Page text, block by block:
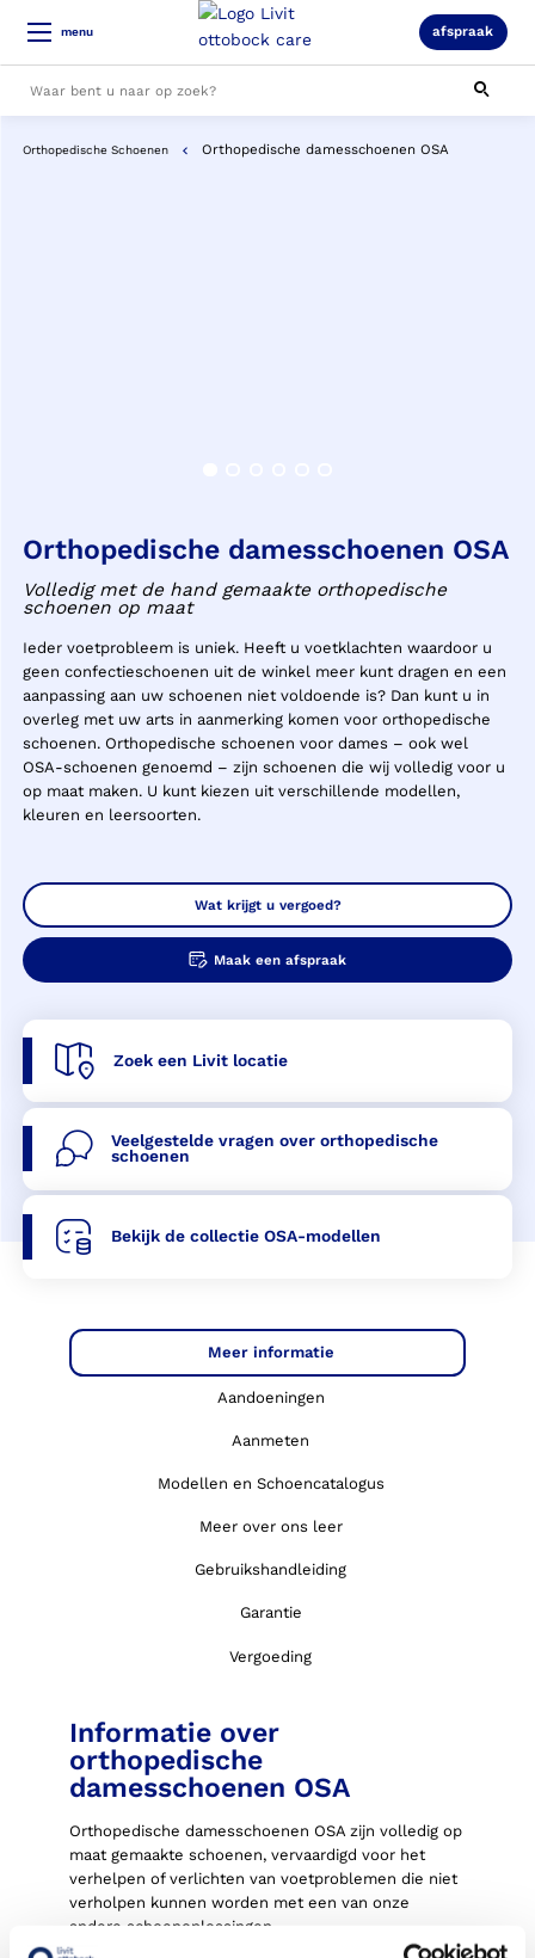
menu afspraak
Alle resultaten
Orthopedische Schoenen Orthopedische damesschoenen OSA
Orthopedische damesschoenen OSA
Volledig met de hand gemaakte orthopedische
schoenen op maat
Ieder voetprobleem is uniek. Heeft u voetklachten waardoor u
geen confectieschoenen uit de winkel meer kunt dragen en een
aanpassing aan uw schoenen niet voldoende is? Dan kunt u in
overleg met uw arts in aanmerking komen voor orthopedische
schoenen. Orthopedische schoenen voor dames – ook wel
OSA-schoenen genoemd – zijn schoenen die wij volledig voor u
op maat maken. U kunt kiezen uit verschillende modellen,
kleuren en leersoorten.
Wat krijgt u vergoed?
Maak een afspraak
Zoek een Livit locatie
Veelgestelde vragen over orthopedische
schoenen
Bekijk de collectie OSA-modellen
Meer informatie
Aandoeningen
Aanmeten
Modellen en Schoencatalogus
Meer over ons leer
Gebruikshandleiding
Garantie
Vergoeding
Informatie over
orthopedische
damesschoenen OSA
Orthopedische damesschoenen OSA zijn volledig op
maat gemaakte schoenen, vervaardigd voor het
verhelpen of verlichten van voetproblemen die niet
verholpen kunnen worden met een van onze
andere schoenoplossingen.